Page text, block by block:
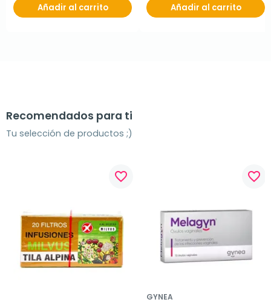
Añadir al carrito Añadir al carrito
Recomendados para ti
Tu selección de productos ;)
favorite_border favorite_border
GYNEA